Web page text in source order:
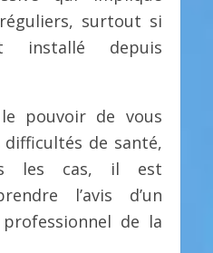
surtout si
depuis
pouvoir de vous
de santé,
les cas, il est
l’avis d’un
de la